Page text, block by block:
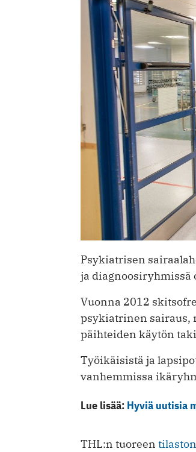
Psykiatrisen
ja diagnoosiryhmissä
Vuonna 2012
psykiatrinen sairaus,
päihteiden käytön
Työikäisistä ja
vanhemmissa
Lue lisää: Hyviä uutisia
THL:n tuoreen tilaston